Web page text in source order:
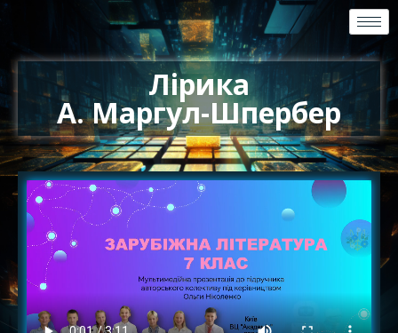
Лірика
А. Маргул-Шпербер